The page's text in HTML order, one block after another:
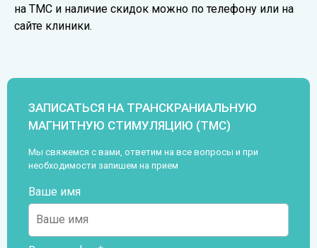
на ТМС и наличие скидок можно по телефону или на
сайте клиники.
ЗАПИСАТЬСЯ НА ТРАНСКРАНИАЛЬНУЮ
МАГНИТНУЮ СТИМУЛЯЦИЮ (ТМС)
Мы свяжемся с вами, ответим на все вопросы и при
необходимости запишем на прием
Ваше имя